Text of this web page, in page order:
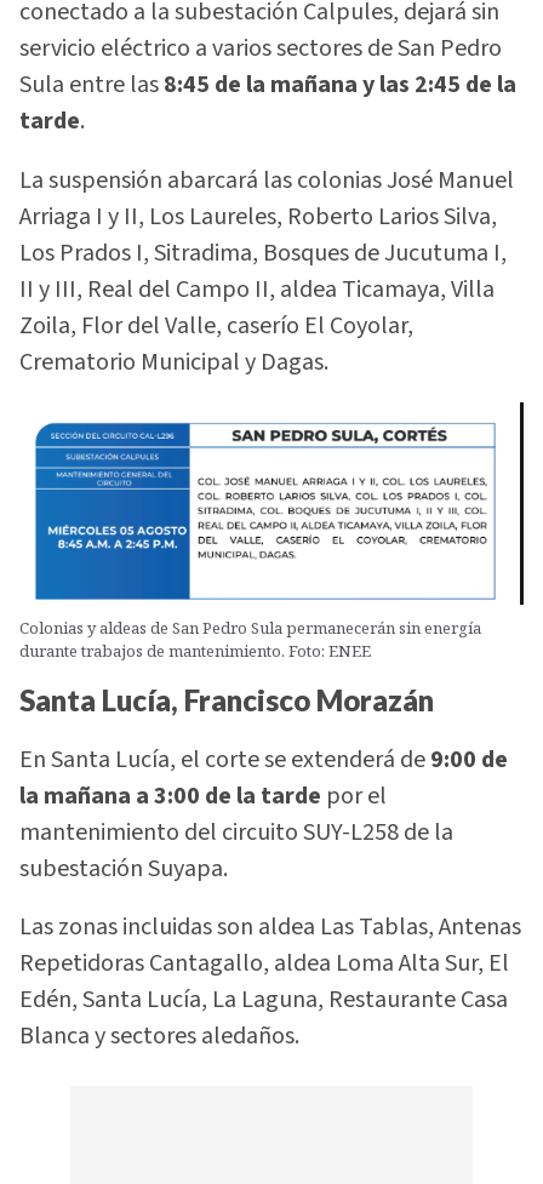
conectado a la subestación Calpules, dejará sin
servicio eléctrico a varios sectores de San Pedro
Sula entre las8:45 de la mañana y las 2:45 de la
tarde.
La suspensión abarcará las colonias José Manuel
Arriaga I y II, Los Laureles, Roberto Larios Silva,
Los Prados I, Sitradima, Bosques de Jucutuma I,
II y III, Real del Campo II, aldea Ticamaya, Villa
Zoila, Flor del Valle, caserío El Coyolar,
Crematorio Municipal y Dagas.
Colonias y aldeas de San Pedro Sula permanecerán sin energía
durante trabajos de mantenimiento. Foto: ENEE
Santa Lucía, Francisco Morazán
En Santa Lucía, el corte se extenderá de9:00 de
la mañana a 3:00 de la tarde por el
mantenimiento del circuito SUY-L258 de la
subestación Suyapa.
Las zonas incluidas son aldea Las Tablas, Antenas
Repetidoras Cantagallo, aldea Loma Alta Sur, El
Edén, Santa Lucía, La Laguna, Restaurante Casa
Blanca y sectores aledaños.